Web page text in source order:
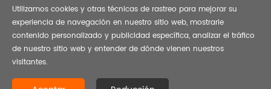
atascada, tubería API 5L - BESTAR STEEL CO., LTD. se reservan
Utilizamos cookies y otras técnicas de rastreo para mejorar su
experiencia de navegación en nuestro sitio web, mostrarle
contenido personalizado y publicidad específica, analizar el tráfico
de nuestro sitio web y entender de dónde vienen nuestros
visitantes.